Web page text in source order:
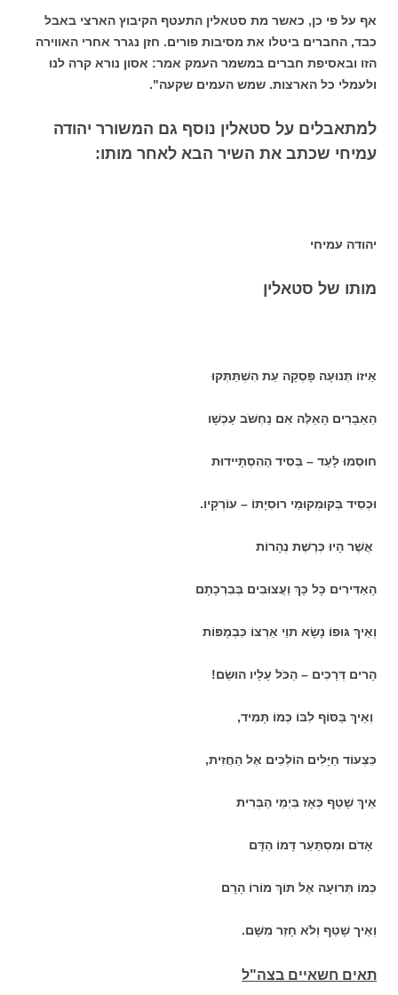
אף על פי כן, כאשר מת סטאלין התעטף הקיבוץ הארצי באבל
כבד, החברים ביטלו את מסיבות פורים. חזן נגרר אחרי האווירה
הזו ובאסיפת חברים במשמר העמק אמר: אסון נורא קרה לנו
ולעמלי כל הארצות. שמש העמים שקעה".
למתאבלים על סטאלין נוסף גם המשורר יהודה
עמיחי שכתב את השיר הבא לאחר מותו:
יהודה עמיחי
מותו של סטאלין
אֵיזוֹ תְּנוּעָה פָּסְקָה עֵת הִשְׁתַּתְּקוּ
הַאֵבָרִים הָאֵלֶּה אִם נַחְשֹּׁב עַכְשָׁו
חוּסְמוּ לָעַד – בְּסִיד הַהִסְתָיידוּת
וּכְסִיד בְּקוּמְקוּמֵי רוּסִיָתוֹ – עוֹרְקָיו.
אֲשֶׁר הָיוּ כְּרֶשֶׁת נְהָרוֹת
הָאַדִּירִים כָּל כָּךְ וַעֲצוּבִים בְּבִרְכָתָם
וְאֵיךְ גּוּפוֹ נָשָׂא תוֵי אַרְצוֹ כִּבְמָפּוֹת
הָרים דְּרָכִים – הַכֹּל עָלָיו הוּשַׂם!
וְאֵיךְ בַּסּוֹף לִבּוֹ כְּמוֹ תָּמִיד,
כִּצְעוֹד חַיָּלִים הוֹלְכִים אֶל הַחֲזִית,
אֵיךְ שָׁטַף כְּאָז בִּיְמֵי הַבְּרִית
אָדֹם וּמִסְתַּעֵר דָּמוֹ הַדָּם
כְּמוֹ תְּרוּעָה אֶל תּוֹךְ מוֹרוֹ הָרָם
וְאֵיך שָׁטַף וְלֹא חָזַר מִשָּׁם.
תאים חשאיים בצה"ל